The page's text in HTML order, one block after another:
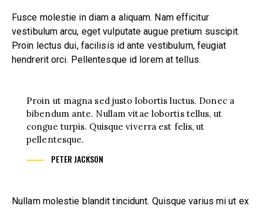
Fusce molestie in diam a aliquam. Nam efficitur
vestibulum arcu, eget vulputate augue pretium suscipit.
Proin lectus dui, facilisis id ante vestibulum, feugiat
hendrerit orci. Pellentesque id lorem at tellus.
Proin ut magna sed justo lobortis luctus. Donec a
bibendum ante. Nullam vitae lobortis tellus, ut
congue turpis. Quisque viverra est felis, ut
pellentesque.
PETER JACKSON
Nullam molestie blandit tincidunt. Quisque varius mi ut ex